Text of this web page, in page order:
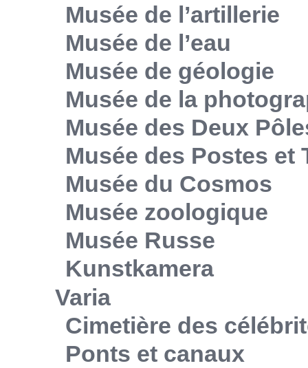
Musée de l’artillerie
Musée de l’eau
Musée de géologie
Musée de la
Musée des Deux
Musée des Postes
Musée du Cosmos
Musée zoologique
Musée Russe
Kunstkamera
Varia
Cimetière des
Ponts et canaux